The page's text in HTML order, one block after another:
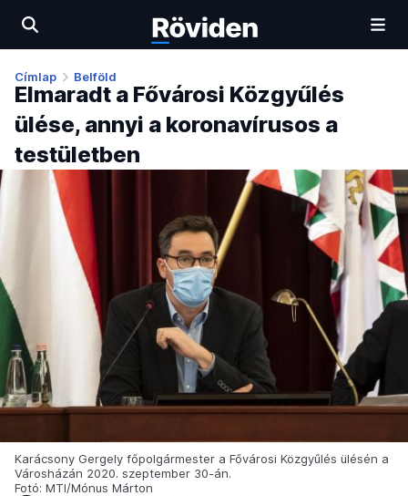
Címlap Belföld
Elmaradt a Fővárosi Közgyűlés
ülése, annyi a koronavírusos a
testületben
Karácsony Gergely főpolgármester a Fővárosi Közgyűlés ülésén a
Városházán 2020. szeptember 30-án.
Fotó: MTI/Mónus Márton